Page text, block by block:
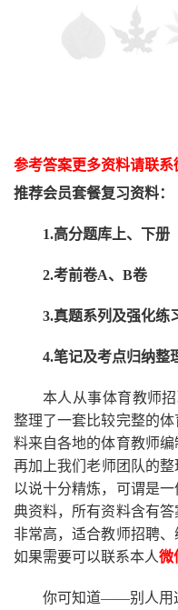
参考答案更多资料请联系
推荐会员套餐复习资料：
1.高分题库上、下册
2.考前卷A、B卷
3.真题系列及强化练
4.笔记及考点归纳整
本人从事体育教师
整理了一套比较完整的体
料来自各地的体育教师编
再加上我们老师 团队的
以说十分精炼，可谓是一
典资料，所有资料含有答
非常高，适合教师招聘、
如果需要可以联系本人微
你可知道——别人用